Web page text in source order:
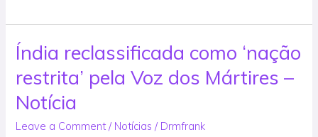
Índia reclassificada como ‘nação
restrita’ pela Voz dos Mártires –
Notícia
Leave a Comment / Notícias / Drmfrank
Índia
reclassificada
como
‘nação
restrita’
pela